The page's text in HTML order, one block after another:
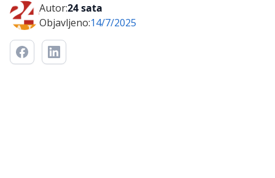
Autor:24 sata
Objavljeno:14/7/2025